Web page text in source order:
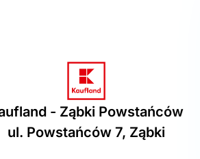
- Ząbki Powstańców
ul. Powstańców 7, Ząbki